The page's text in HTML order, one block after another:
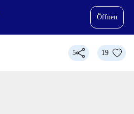
Öffnen
5 19